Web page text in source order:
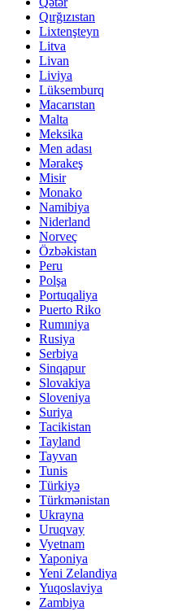
Qırğızıstan
Lixtenşteyn
Litva
Livan
Liviya
Lüksemburq
Macarıstan
Malta
Meksika
Men adası
Mərakeş
Misir
Monako
Namibiya
Niderland
Norveç
Özbəkistan
Peru
Polşa
Portuqaliya
Puerto Riko
Rumıniya
Rusiya
Serbiya
Sinqapur
Slovakiya
Sloveniya
Suriya
Tacikistan
Tayland
Tayvan
Tunis
Türkiyə
Türkmənistan
Ukrayna
Uruqvay
Vyetnam
Yaponiya
Yeni Zelandiya
Yuqoslaviya
Zambiya